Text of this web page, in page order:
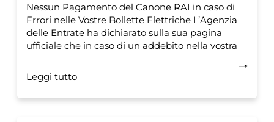
Nessun Pagamento del Canone RAI in caso di
Errori nelle Vostre Bollette Elettriche L’Agenzia
delle Entrate ha dichiarato sulla sua pagina
ufficiale che in caso di un addebito nella vostra
Leggi tutto